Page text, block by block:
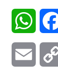
Email